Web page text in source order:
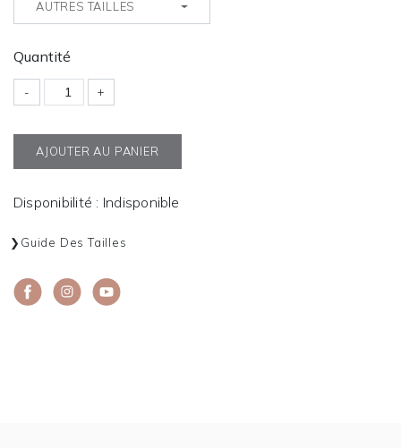
AUTRES TAILLES
Quantité
- +
AJOUTER AU PANIER
Disponibilité : Indisponible
Guide Des Tailles